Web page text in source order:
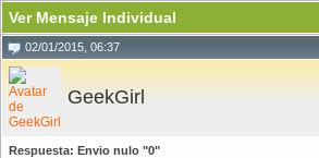
Ver Mensaje Individual
02/01/2015, 06:37
GeekGirl
Respuesta: Envio nulo "0"